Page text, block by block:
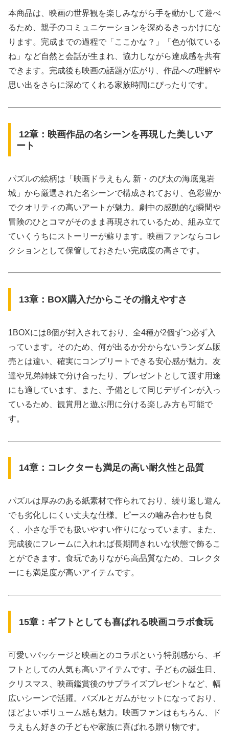
本商品は、映画の世界観を楽しみながら手を動かして遊べ
るため、親子のコミュニケーションを深めるきっかけにな
ります。完成までの過程で「ここかな？」「色が似ている
ね」など自然と会話が生まれ、協力しながら達成感を共有
できます。完成後も映画の話題が広がり、作品への理解や
思い出をさらに深めてくれる家族時間にぴったりです。
12章：映画作品の名シーンを再現した美しいア
ート
パズルの絵柄は「映画ドラえもん 新・のび太の海底鬼岩
城」から厳選された名シーンで構成されており、色彩豊か
でクオリティの高いアートが魅力。劇中の感動的な瞬間や
冒険のひとコマがそのまま再現されているため、組み立て
ていくうちにストーリーが蘇ります。映画ファンならコレ
クションとして保管しておきたい完成度の高さです。
13章：BOX購入だからこその揃えやすさ
1BOXには8個が封入されており、全4種が2個ずつ必ず入
っています。そのため、何が出るか分からないランダム販
売とは違い、確実にコンプリートできる安心感が魅力。友
達や兄弟姉妹で分け合ったり、プレゼントとして渡す用途
にも適しています。また、予備として同じデザインが入っ
ているため、観賞用と遊ぶ用に分ける楽しみ方も可能で
す。
14章：コレクターも満足の高い耐久性と品質
パズルは厚みのある紙素材で作られており、繰り返し遊ん
でも劣化しにくい丈夫な仕様。ピースの噛み合わせも良
く、小さな手でも扱いやすい作りになっています。また、
完成後にフレームに入れれば長期間きれいな状態で飾るこ
とができます。食玩でありながら高品質なため、コレクタ
ーにも満足度が高いアイテムです。
15章：ギフトとしても喜ばれる映画コラボ食玩
可愛いパッケージと映画とのコラボという特別感から、ギ
フトとしての人気も高いアイテムです。子どもの誕生日、
クリスマス、映画鑑賞後のサプライズプレゼントなど、幅
広いシーンで活躍。パズルとガムがセットになっており、
ほどよいボリューム感も魅力。映画ファンはもちろん、ド
ラえもん好きの子どもや家族に喜ばれる贈り物です。